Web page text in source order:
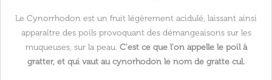
Le Cynorrhodon est un fruit légèrement acidulé, laissant ainsi
apparaître des poils provoquant des démangeaisons sur les
muqueuses, sur la peau. C'est ce que l'on appelle le poil à
gratter, et qui vaut au cynorhodon le nom de gratte cul.